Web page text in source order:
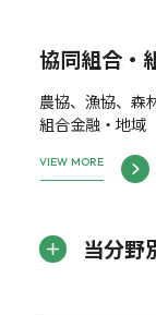
協同組合・
農協、漁協、森
組合金融・地域
VIEW MORE
当分野